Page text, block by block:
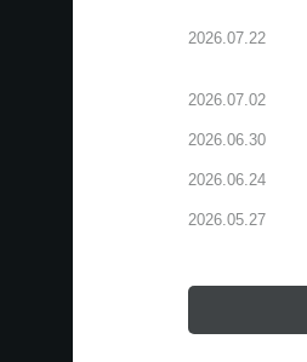
2026.07.22
2026.07.02
2026.06.30
2026.06.24
2026.05.27